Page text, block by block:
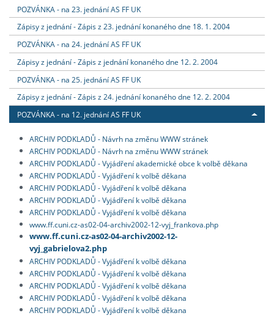
POZVÁNKA - na 23. jednání AS FF UK
Zápisy z jednání - Zápis z 23. jednání konaného dne 18. 1. 2004
POZVÁNKA - na 24. jednání AS FF UK
Zápisy z jednání - Zápis z jednání konaného dne 12. 2. 2004
POZVÁNKA - na 25. jednání AS FF UK
Zápisy z jednání - Zápis z 24. jednání konaného dne 12. 2. 2004
POZVÁNKA - na 12. jednání AS FF UK
ARCHIV PODKLADŮ - Návrh na změnu WWW stránek
ARCHIV PODKLADŮ - Návrh na změnu WWW stránek
ARCHIV PODKLADŮ - Vyjádření akademické obce k volbě děkana
ARCHIV PODKLADŮ - Vyjádření k volbě děkana
ARCHIV PODKLADŮ - Vyjádření k volbě děkana
ARCHIV PODKLADŮ - Vyjádření k volbě děkana
ARCHIV PODKLADŮ - Vyjádření k volbě děkana
www.ff.cuni.cz-as02-04-archiv2002-12-vyj_frankova.php
www.ff.cuni.cz-as02-04-archiv2002-12-
vyj_gabrielova2.php
ARCHIV PODKLADŮ - Vyjádření k volbě děkana
ARCHIV PODKLADŮ - Vyjádření k volbě děkana
ARCHIV PODKLADŮ - Vyjádření k volbě děkana
ARCHIV PODKLADŮ - Vyjádření k volbě děkana
ARCHIV PODKLADŮ - Vyjádření k volbě děkana